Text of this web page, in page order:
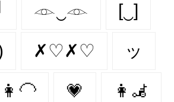
𓁹‿𓁹 [‿]
✗♡✗♡ ッ
👩‍🦲 💗 👩‍🦼‍